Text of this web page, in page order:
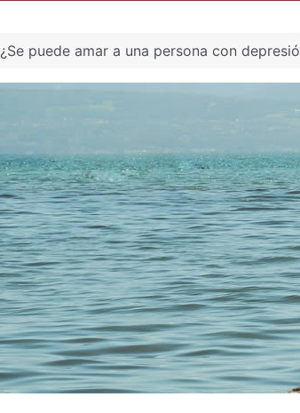
¿Se puede amar a una persona con